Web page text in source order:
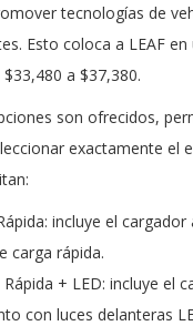
tecnologías de
Esto coloca a LEAF en
a $37,380.
son ofrecidos,
exactamente el
incluye el
carga rápida.
+ LED: incluye el
con luces delanteras